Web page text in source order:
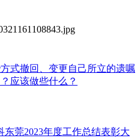
式撤回、变更自己所立的遗嘱
应该做些什么？
东莞2023年度工作总结表彰大